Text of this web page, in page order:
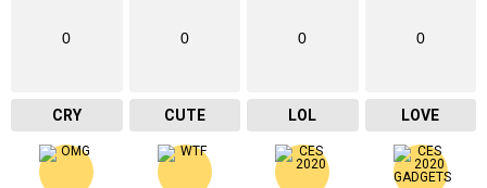
0
CRY
0
CUTE
0
LOL
0
LOVE